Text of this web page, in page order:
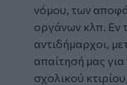
νόμου, των
οργάνων κλπ. Εν
αντιδήμαρχοι,
απαίτησή μας
σχολικού